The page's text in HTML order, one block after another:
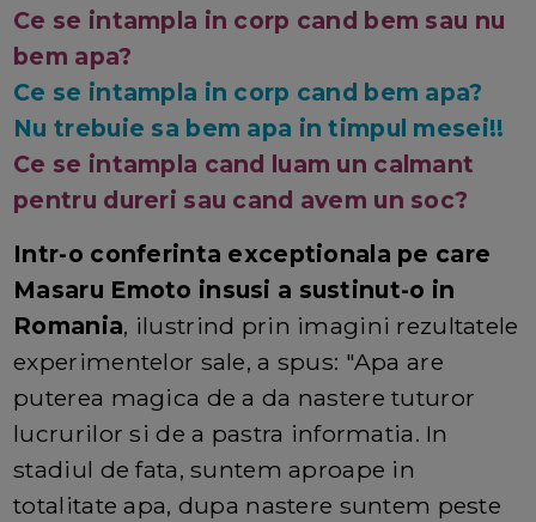
Ce se intampla in corp cand bem sau nu
bem apa?
Ce se intampla in corp cand bem apa?
Nu trebuie sa bem apa in timpul mesei!!
Ce se intampla cand luam un calmant
pentru dureri sau cand avem un soc?
Intr-o conferinta exceptionala pe care
Masaru Emoto insusi a sustinut-o in
Romania, ilustrind prin imagini rezultatele
experimentelor sale, a spus: "Apa are
puterea magica de a da nastere tuturor
lucrurilor si de a pastra informatia. In
stadiul de fata, suntem aproape in
totalitate apa, dupa nastere suntem peste